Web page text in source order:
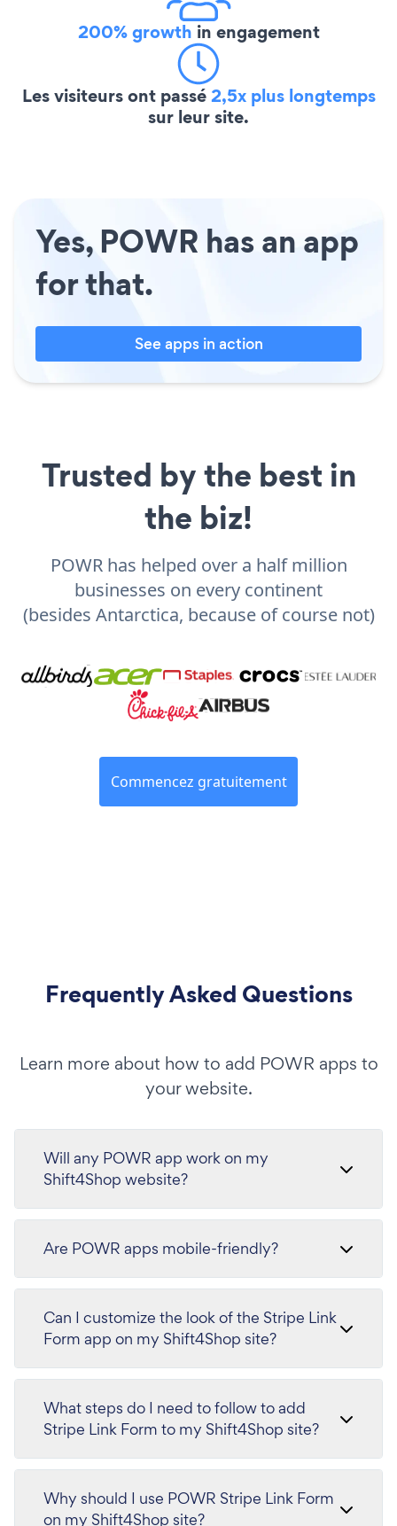
200% growth in engagement
Les visiteurs ont passé2,5x plus longtemps
sur leur site.
Yes, POWR has an app
for that.
See apps in action
Trusted by the best in
the biz!
POWR has helped over a half million
businesses on every continent
(besides Antarctica, because of course not)
Commencez gratuitement
Frequently Asked Questions
Learn more about how to add POWR apps to
your website.
Will any POWR app work on my
Shift4Shop website?
Are POWR apps mobile-friendly?
Can I customize the look of the Stripe Link
Form app on my Shift4Shop site?
What steps do I need to follow to add
Stripe Link Form to my Shift4Shop site?
Why should I use POWR Stripe Link Form
on my Shift4Shop site?